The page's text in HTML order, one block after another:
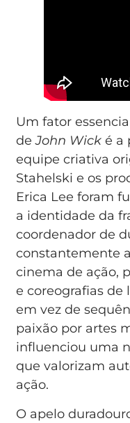
Um fator
deJohn Wick é a
equipe criativa
Stahelski e os
Erica Lee foram
a identidade da
coordenador de
constantemente
cinema de ação,
e coreografias
em vez de
paixão por artes
influenciou uma
que valorizam
ação.
O apelo